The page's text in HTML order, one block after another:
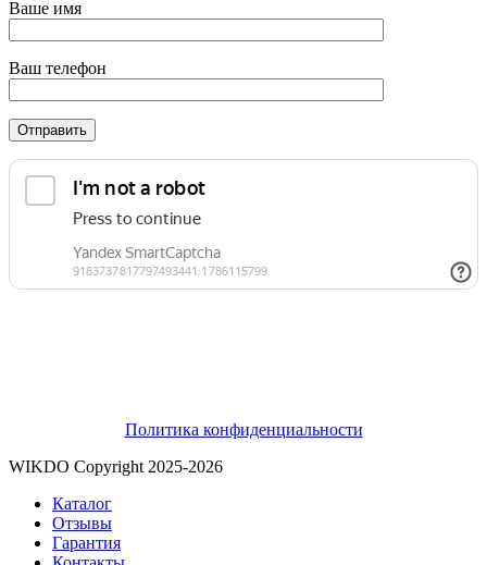
Ваше имя
Ваш телефон
Политика конфиденциальности
WIKDO Copyright 2025-2026
Каталог
Отзывы
Гарантия